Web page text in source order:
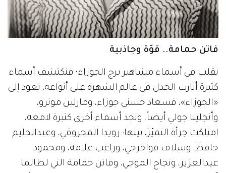
فاتن حمامة.. قوّة وجاذبية
نقلب في أسماء مشاهير برج الجوزاء؛ فنكتشف أسماء
كثيرة أثارت الجدل في عالم الشهرة على أنواعه، تعود إلى
«الجوزاء»، فسعاد حسني جوزاء، ومارلين مونرو،
وأنجلينا جولي أيضاً. ونجد أسماء أخرى كثيرة لامعة،
امتلكت جرأة التميّز، بينها: رويدا المحروقي، وعبدالحليم
حافظ، وسلاف فواخرجي، وراغب علامة، ومحمود
عبدالعزيز، ونجاح الموجي، وفاتن حمامة التي لطالما